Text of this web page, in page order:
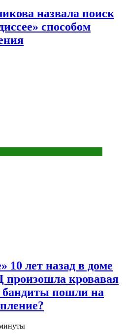
назвала поиск
способом
10 лет назад в доме
кровавая
бандиты пошли на